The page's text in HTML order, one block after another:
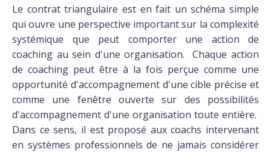
Le contrat triangulaire est en fait un schéma simple
qui ouvre une perspective important sur la complexité
systémique que peut comporter une action de
coaching au sein d'une organisation. Chaque action
de coaching peut être à la fois perçue comme une
opportunité d'accompagnement d'une cible précise et
comme une fenêtre ouverte sur des possibilités
d'accompagnement d'une organisation toute entière.
Dans ce sens, il est proposé aux coachs intervenant
en systèmes professionnels de ne jamais considérer